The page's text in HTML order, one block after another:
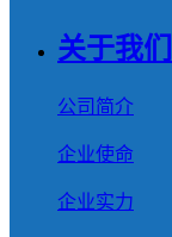
关于我们
公司简介
企业使命
企业实力